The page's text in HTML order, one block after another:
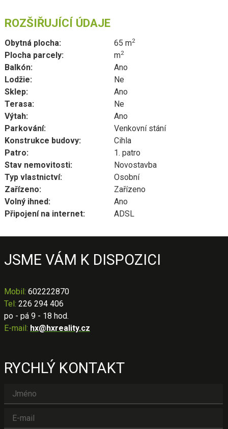
ROZŠIŘUJÍCÍ ÚDAJE
Obytná plocha: 65 m2
Plocha parcely: m2
Balkón:
Ano
Lodžie:
Ne
Sklep:
Ano
Terasa:
Ne
Výtah:
Ano
Parkování:
Venkovní stání
Konstrukce budovy:
Cihla
Patro:
1. patro
Stav nemovitosti:
Novostavba
Typ vlastnictví:
Osobní
Zařízeno:
Zařízeno
Volný ihned:
Ano
Připojení na internet:
ADSL
JSME VÁM K DISPOZICI
Mobil: 602222870
Tel: 226 294 406
po - pá 9 - 18 hod.
E-mail: hx@hxreality.cz
RYCHLÝ KONTAKT